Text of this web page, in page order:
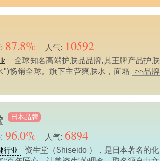
87.8% 人气: 10592
全球知名高端护肤品品牌,其王牌产品护肤
")畅销全球。旗下主营爽肤水，面霜
>>品牌
日本品牌
96.0% 人气: 6894
行业
资生堂（Shiseido ），是日本著名的化